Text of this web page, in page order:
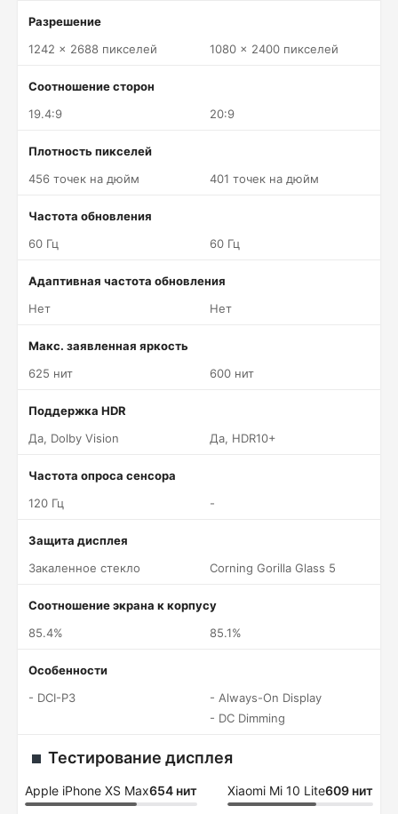
Разрешение
1242 x 2688 пикселей
1080 x 2400 пикселей
Соотношение сторон
19.4:9
20:9
Плотность пикселей
456 точек на дюйм
401 точек на дюйм
Частота обновления
60 Гц
60 Гц
Адаптивная частота обновления
Нет
Нет
Макс. заявленная яркость
625 нит
600 нит
Поддержка HDR
Да, Dolby Vision
Да, HDR10+
Частота опроса сенсора
120 Гц
-
Защита дисплея
Закаленное стекло
Corning Gorilla Glass 5
Соотношение экрана к корпусу
85.4%
85.1%
Особенности
- DCI-P3
- Always-On Display
- DC Dimming
Тестирование дисплея
Apple iPhone XS Max654 нит Xiaomi Mi 10 Lite609 нит